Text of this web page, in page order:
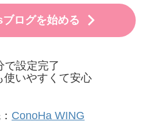
ログを始める
で設定完了
使いやすくて安心
ConoHa WING